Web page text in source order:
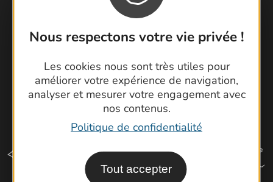
Nous respectons votre vie privée !
Les cookies nous sont très utiles pour
améliorer votre expérience de navigation,
analyser et mesurer votre engagement avec
nos contenus.
Politique de confidentialité
Tout accepter
Latitude Gard